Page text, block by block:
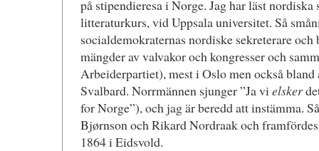
på stipendieresa i Norge. Jag har läst
litteraturkurs, vid Uppsala universitet. Så
socialdemokraternas nordiske sekreterare och
mängder av valvakor och kongresser och
Arbeiderpartiet), mest i Oslo men också
Svalbard. Norrmännen sjunger ”Ja vielsker
for Norge”), och jag är beredd att instämma.
Bjørnson och Rikard Nordraak och
1864 i Eidsvold.